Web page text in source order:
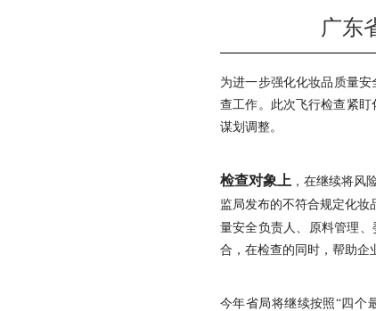
广东
为进一步强化化妆品质量
查工作。此次飞行检查紧盯
谋划调整。
检查对象上 ，在继续将风
监局发布的不符合规定化妆
量安全负责人、原料管理、
合，在检查的同时，帮助企
今年省局将继续按照“四个